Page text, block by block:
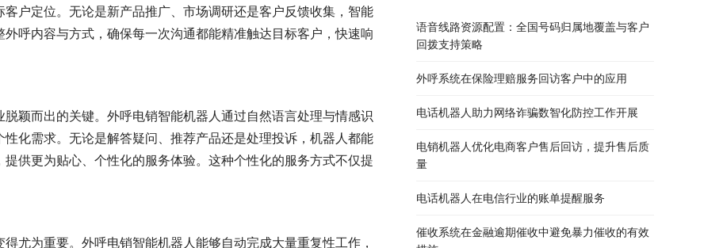
户定位。无论是新产品推广、市场调研还是客户反馈收集，智能
呼内容与方式，确保每一次沟通都能精准触达目标客户，快速响
颖而出的关键。外呼电销智能机器人通过自然语言处理与情感识
化需求。无论是解答疑问、推荐产品还是处理投诉，机器人都能
供更为贴心、个性化的服务体验。这种个性化的服务方式不仅提
尤为重要。外呼电销智能机器人能够自动完成大量重复性工作，
语音线路资源配置：全国号码归属地覆盖与客户
回拨支持策略
外呼系统在保险理赔服务回访客户中的应用
电话机器人助力网络诈骗数智化防控工作开展
电销机器人优化电商客户售后回访，提升售后质
量
电话机器人在电信行业的账单提醒服务
催收系统在金融逾期催收中避免暴力催收的有效